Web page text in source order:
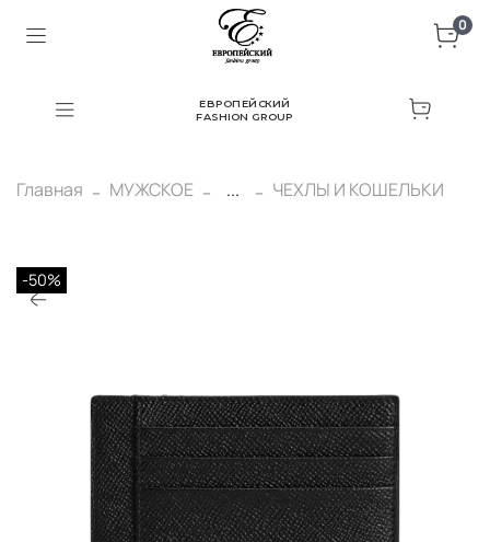
0
ЕВРОПЕЙСКИЙ
FASHION GROUP
Главная МУЖСКОЕ ... ЧЕХЛЫ И КОШЕЛЬКИ
-50%